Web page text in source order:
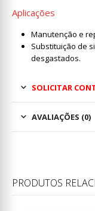
Aplicações
Manutenção e
Substituição de
desgastados.
SOLICITAR
AVALIAÇÕES (0)
PRODUTOS